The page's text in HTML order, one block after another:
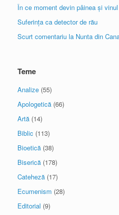
În ce moment devin pâinea și
Suferința ca detector de rău
Scurt comentariu la Nunta din
Teme
Analize (55)
Apologetică (66)
Artă (14)
Biblic (113)
Bioetică (38)
Biserică (178)
Cateheză (17)
Ecumenism (28)
Editorial (9)